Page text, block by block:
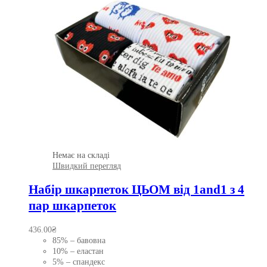
Немає на складі
Швидкий перегляд
Набір шкарпеток ЦЬОМ від 1and1 з 4
пар шкарпеток
436.00₴
85% – бавовна
10% – еластан
5% – спандекс